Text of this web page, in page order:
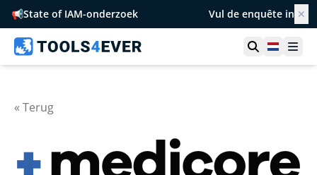
📢State of IAM-onderzoek Vul de enquête in ✕
Toon zoek
« Terug